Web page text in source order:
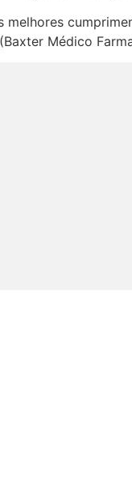
melhores
Médico